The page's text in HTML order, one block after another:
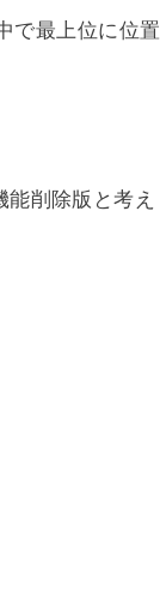
で最上位に位置
削除版と考え